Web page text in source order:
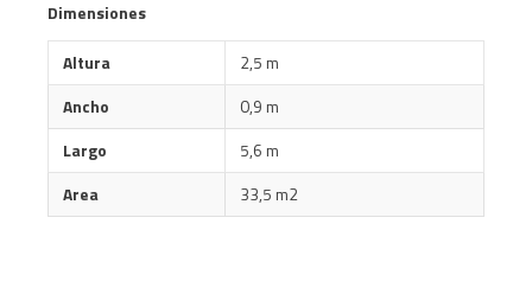
Dimensiones
Altura
2,5 m
Ancho
0,9 m
Largo
5,6 m
Area
33,5 m2